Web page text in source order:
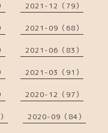
2021-12（79）
2021-09（68）
2021-06（83）
2021-03（91）
2020-12（97）
2020-09（84）